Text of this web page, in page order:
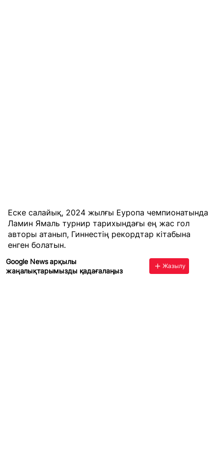
Еске салайық, 2024 жылғы Еуропа чемпионатында
Ламин Ямаль турнир тарихындағы ең жас гол
авторы атанып, Гиннестің рекордтар кітабына
енген болатын.
Google News арқылы
жаңалықтарымызды қадағалаңыз
Жазылу